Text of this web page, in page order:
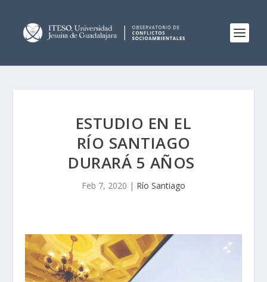
ESTUDIO EN EL
RÍO SANTIAGO
DURARÁ 5 AÑOS
Feb 7, 2020 | Río Santiago